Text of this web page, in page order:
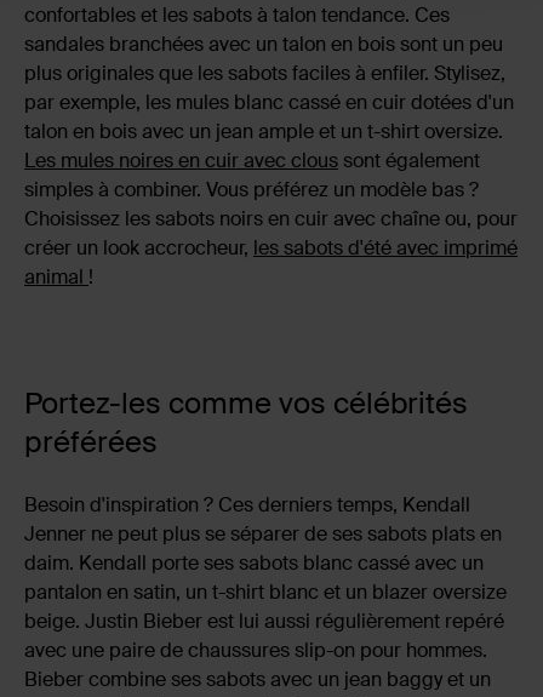
confortables et les sabots à talon tendance. Ces
sandales branchées avec un talon en bois sont un peu
plus originales que les sabots faciles à enfiler. Stylisez,
par exemple, les mules blanc cassé en cuir dotées d'un
talon en bois avec un jean ample et un t-shirt oversize.
Les mules noires en cuir avec clous sont également
simples à combiner. Vous préférez un modèle bas ?
Choisissez les sabots noirs en cuir avec chaîne ou, pour
créer un look accrocheur, les sabots d'été avec imprimé
animal !
Portez-les comme vos célébrités
préférées
Besoin d'inspiration ? Ces derniers temps, Kendall
Jenner ne peut plus se séparer de ses sabots plats en
daim. Kendall porte ses sabots blanc cassé avec un
pantalon en satin, un t-shirt blanc et un blazer oversize
beige. Justin Bieber est lui aussi régulièrement repéré
avec une paire de chaussures slip-on pour hommes.
Bieber combine ses sabots avec un jean baggy et un